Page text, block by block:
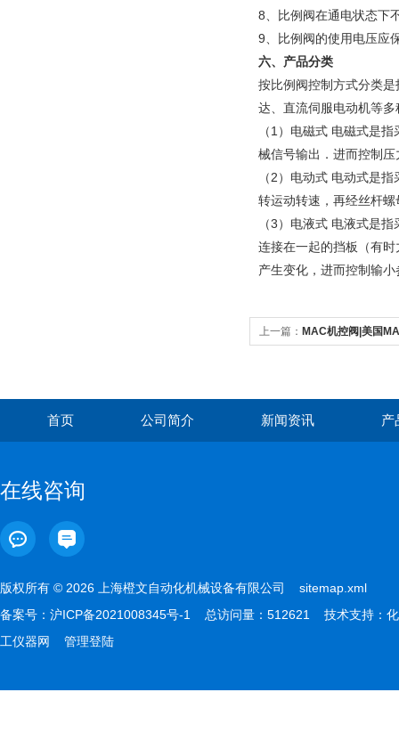
8、比例阀在通电状态下
9、比例阀的使用电压应
六、产品分类
按比例阀控制方式分类
达、直流伺服电动机等多
（1）电磁式 电磁式是
械信号输出．进而控制
（2）电动式 电动式是
转运动转速，再经丝杆
（3）电液式 电液式是
连接在一起的挡板（有
产生变化，进而控制输小
上一篇： MAC机控阀|美国
首页 公司简介 新闻资讯 产
在线咨询
版权所有 © 2026 上海橙文自动化机械设备有限公司 sitemap.xml
备案号： 沪ICP备2021008345号-1 总访问量：512621 技术支持： 化
工仪器网
管理登陆